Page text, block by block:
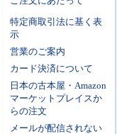
特定商取引法に基く表
示
営業のご案内
カード決済について
日本の古本屋・Amazon
マーケットプレイスか
らの注文
メールが配信されない